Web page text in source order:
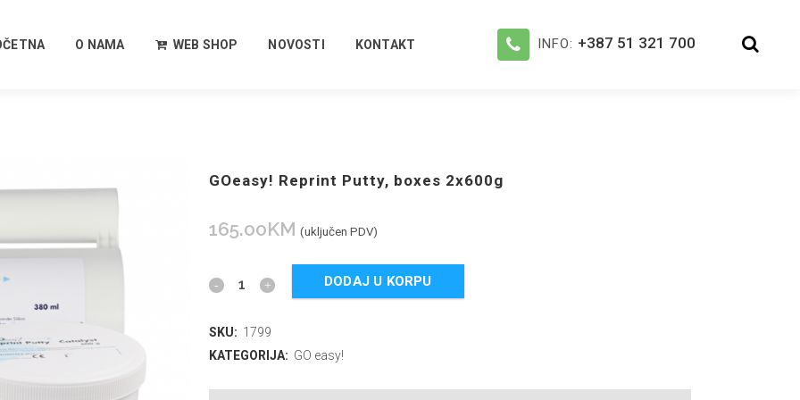
INFO: +387 51 321 700
O NAMA WEB SHOP NOVOSTI KONTAKT
GOeasy! Reprint Putty, boxes 2x600g
165.00KM (uključen PDV)
DODAJ U KORPU
SKU: 1799
KATEGORIJA: GO easy!